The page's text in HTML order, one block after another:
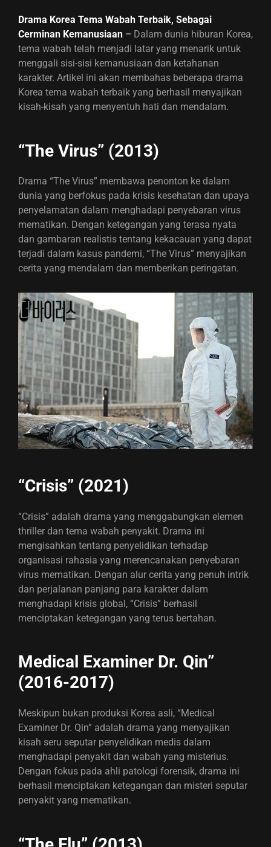
Drama Korea Tema Wabah Terbaik, Sebagai
Cerminan Kemanusiaan – Dalam dunia hiburan Korea,
tema wabah telah menjadi latar yang menarik untuk
menggali sisi-sisi kemanusiaan dan ketahanan
karakter. Artikel ini akan membahas beberapa drama
Korea tema wabah terbaik yang berhasil menyajikan
kisah-kisah yang menyentuh hati dan mendalam.
“The Virus” (2013)
Drama “The Virus” membawa penonton ke dalam
dunia yang berfokus pada krisis kesehatan dan upaya
penyelamatan dalam menghadapi penyebaran virus
mematikan. Dengan ketegangan yang terasa nyata
dan gambaran realistis tentang kekacauan yang dapat
terjadi dalam kasus pandemi, “The Virus” menyajikan
cerita yang mendalam dan memberikan peringatan.
“Crisis” (2021)
“Crisis” adalah drama yang menggabungkan elemen
thriller dan tema wabah penyakit. Drama ini
mengisahkan tentang penyelidikan terhadap
organisasi rahasia yang merencanakan penyebaran
virus mematikan. Dengan alur cerita yang penuh intrik
dan perjalanan panjang para karakter dalam
menghadapi krisis global, “Crisis” berhasil
menciptakan ketegangan yang terus bertahan.
Medical Examiner Dr. Qin”
(2016-2017)
Meskipun bukan produksi Korea asli, “Medical
Examiner Dr. Qin” adalah drama yang menyajikan
kisah seru seputar penyelidikan medis dalam
menghadapi penyakit dan wabah yang misterius.
Dengan fokus pada ahli patologi forensik, drama ini
berhasil menciptakan ketegangan dan misteri seputar
penyakit yang mematikan.